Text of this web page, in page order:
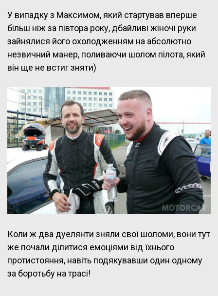
У випадку з Максимом, який стартував вперше
більш ніж за півтора року, дбайливі жіночі руки
зайнялися його охолодженням на абсолютно
незвичний манер, поливаючи шолом пілота, який
він ще не встиг зняти)
Коли ж два дуелянти зняли свої шоломи, вони тут
же почали ділитися емоціями від їхнього
протистояння, навіть подякувавши один одному
за боротьбу на трасі!